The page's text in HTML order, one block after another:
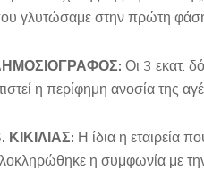
γλυτώσαμε στην πρώτη φάση
Οι 3 εκατ.
η περίφημη ανοσία της
ΚΙΚΙΛΙΑΣ: Η ίδια η εταιρεία
η συμφωνία με